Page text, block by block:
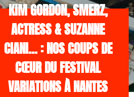
KIM GORDON, SMERZ,
ACTRESS & SUZANNE
CIANI… : NOS COUPS DE
CŒUR DU FESTIVAL
VARIATIONS À NANTES